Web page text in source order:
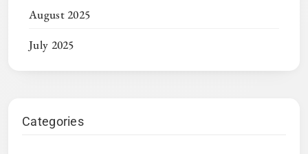
August 2025
July 2025
Categories